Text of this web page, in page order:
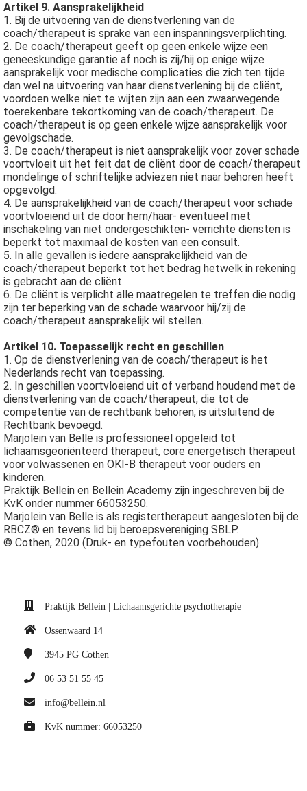
Artikel 9. Aansprakelijkheid
1. Bij de uitvoering van de dienstverlening van de
coach/therapeut is sprake van een inspanningsverplichting.
2. De coach/therapeut geeft op geen enkele wijze een
geneeskundige garantie af noch is zij/hij op enige wijze
aansprakelijk voor medische complicaties die zich ten tijde
dan wel na uitvoering van haar dienstverlening bij de cliënt,
voordoen welke niet te wijten zijn aan een zwaarwegende
toerekenbare tekortkoming van de coach/therapeut. De
coach/therapeut is op geen enkele wijze aansprakelijk voor
gevolgschade.
3. De coach/therapeut is niet aansprakelijk voor zover schade
voortvloeit uit het feit dat de cliënt door de coach/therapeut
mondelinge of schriftelijke adviezen niet naar behoren heeft
opgevolgd.
4. De aansprakelijkheid van de coach/therapeut voor schade
voortvloeiend uit de door hem/haar- eventueel met
inschakeling van niet ondergeschikten- verrichte diensten is
beperkt tot maximaal de kosten van een consult.
5. In alle gevallen is iedere aansprakelijkheid van de
coach/therapeut beperkt tot het bedrag hetwelk in rekening
is gebracht aan de cliënt.
6. De cliënt is verplicht alle maatregelen te treffen die nodig
zijn ter beperking van de schade waarvoor hij/zij de
coach/therapeut aansprakelijk wil stellen.
Artikel 10. Toepasselijk recht en geschillen
1. Op de dienstverlening van de coach/therapeut is het
Nederlands recht van toepassing.
2. In geschillen voortvloeiend uit of verband houdend met de
dienstverlening van de coach/therapeut, die tot de
competentie van de rechtbank behoren, is uitsluitend de
Rechtbank bevoegd.
Marjolein van Belle is professioneel opgeleid tot
lichaamsgeoriënteerd therapeut, core energetisch therapeut
voor volwassenen en OKI-B therapeut voor ouders en
kinderen.
Praktijk Bellein en Bellein Academy zijn ingeschreven bij de
KvK onder nummer 66053250.
Marjolein van Belle is als registertherapeut aangesloten bij de
RBCZ® en tevens lid bij beroepsvereniging SBLP.
© Cothen, 2020 (Druk- en typefouten voorbehouden)
Praktijk Bellein | Lichaamsgerichte psychotherapie
Ossenwaard 14
3945 PG Cothen
06 53 51 55 45
info@bellein.nl
KvK nummer: 66053250